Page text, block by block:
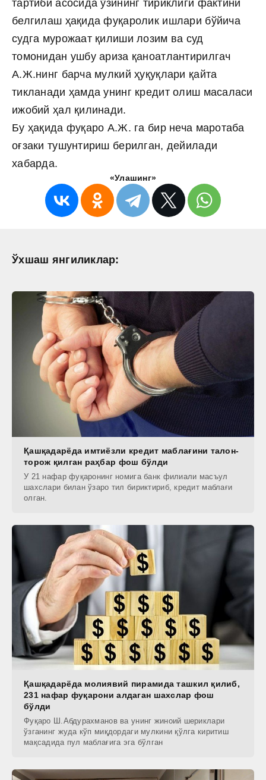
тартиби асосида ўзининг тириклиги фактини
белгилаш ҳақида фуқаролик ишлари бўйича
судга мурожаат қилиши лозим ва суд
томонидан ушбу ариза қаноатлантирилгач
A.Ж.нинг барча мулкий ҳуқуқлари қайта
тикланади ҳамда унинг кредит олиш масаласи
ижобий ҳал қилинади.
Бу ҳақида фуқаро А.Ж. га бир неча маротаба
оғзаки тушунтириш берилган, дейилади
хабарда.
«Улашинг»
Ўхшаш янгиликлар:
Қашқадарёда имтиёзли кредит маблағини талон-
торож қилган раҳбар фош бўлди
У 21 нафар фуқаронинг номига банк филиали масъул
шахслари билан ўзаро тил бириктириб, кредит маблағи
олган.
Қашқадарёда молиявий пирамида ташкил қилиб,
231 нафар фуқарони алдаган шахслар фош
бўлди
Фуқаро Ш.Aбдурахманов ва унинг жиноий шериклари
ўзганинг жуда кўп миқдордаги мулкини қўлга киритиш
мақсадида пул маблағига эга бўлган